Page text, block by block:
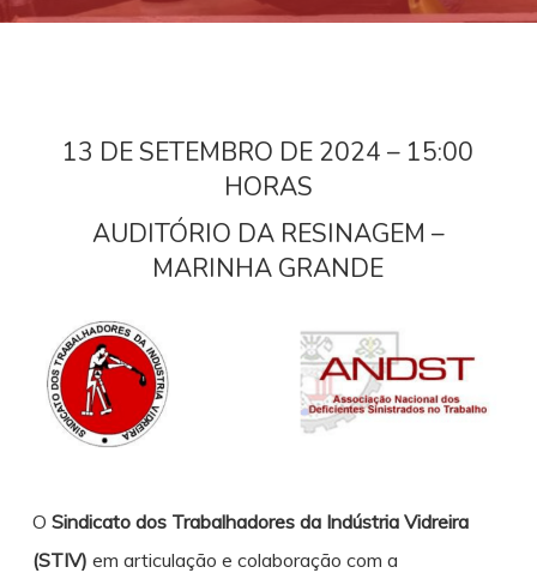
13 DE SETEMBRO DE 2024 – 15:00
HORAS
AUDITÓRIO DA RESINAGEM –
MARINHA GRANDE
O Sindicato dos Trabalhadores da Indústria Vidreira
(STIV) em articulação e colaboração com a